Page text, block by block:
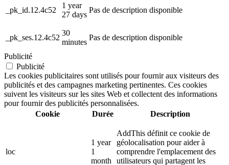
_pk_id.12.4c52
1 year
27 days
Pas de description disponible
_pk_ses.12.4c52
30
minutes
Pas de description disponible
Publicité
Publicité
Les cookies publicitaires sont utilisés pour fournir aux visiteurs des
publicités et des campagnes marketing pertinentes. Ces cookies
suivent les visiteurs sur les sites Web et collectent des informations
pour fournir des publicités personnalisées.
Cookie
Durée Description
loc
1 year
1
month
AddThis définit ce cookie de
géolocalisation pour aider à
comprendre l'emplacement des
utilisateurs qui partagent les